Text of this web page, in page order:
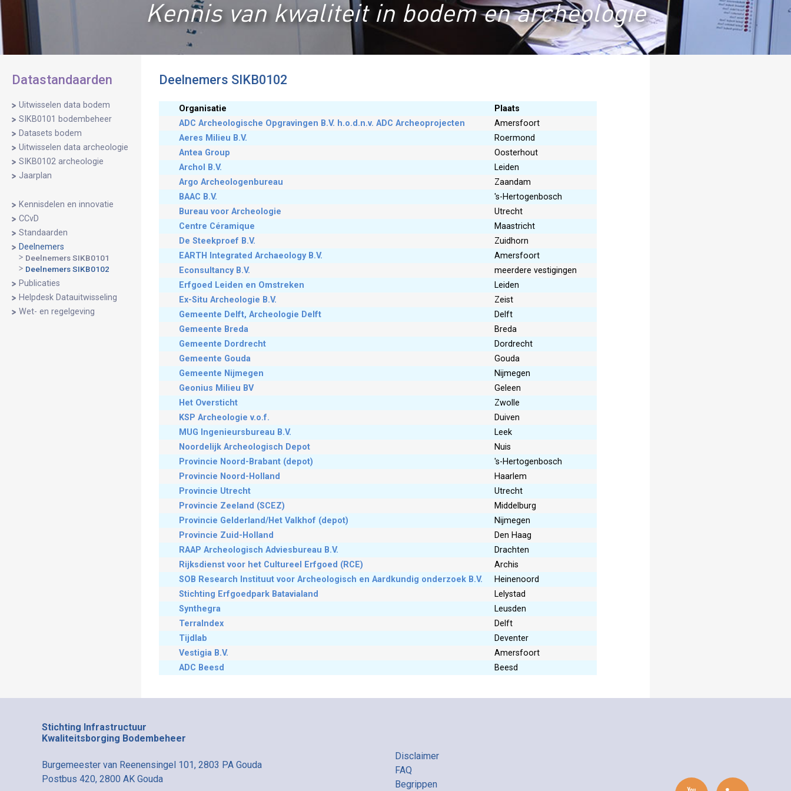
Kennis van kwaliteit in bodem en archeologie
Datastandaarden
Uitwisselen data bodem
SIKB0101 bodembeheer
Datasets bodem
Uitwisselen data archeologie
SIKB0102 archeologie
Jaarplan
Kennisdelen en innovatie
CCvD
Standaarden
Deelnemers
Deelnemers SIKB0101
Deelnemers SIKB0102
Publicaties
Helpdesk Datauitwisseling
Wet- en regelgeving
Deelnemers SIKB0102
Organisatie
Plaats
ADC Archeologische Opgravingen B.V. h.o.d.n.v. ADC Archeoprojecten
Amersfoort
Aeres Milieu B.V.
Roermond
Antea Group
Oosterhout
Archol B.V.
Leiden
Argo Archeologenbureau
Zaandam
BAAC B.V.
's-Hertogenbosch
Bureau voor Archeologie
Utrecht
Centre Céramique
Maastricht
De Steekproef B.V.
Zuidhorn
EARTH Integrated Archaeology B.V.
Amersfoort
Econsultancy B.V.
meerdere vestigingen
Erfgoed Leiden en Omstreken
Leiden
Ex-Situ Archeologie B.V.
Zeist
Gemeente Delft, Archeologie Delft
Delft
Gemeente Breda
Breda
Gemeente Dordrecht
Dordrecht
Gemeente Gouda
Gouda
Gemeente Nijmegen
Nijmegen
Geonius Milieu BV
Geleen
Het Oversticht
Zwolle
KSP Archeologie v.o.f.
Duiven
MUG Ingenieursbureau B.V.
Leek
Noordelijk Archeologisch Depot
Nuis
Provincie Noord-Brabant (depot)
's-Hertogenbosch
Provincie Noord-Holland
Haarlem
Provincie Utrecht
Utrecht
Provincie Zeeland (SCEZ)
Middelburg
Provincie Gelderland/Het Valkhof (depot)
Nijmegen
Provincie Zuid-Holland
Den Haag
RAAP Archeologisch Adviesbureau B.V.
Drachten
Rijksdienst voor het Cultureel Erfgoed (RCE)
Archis
SOB Research Instituut voor Archeologisch en Aardkundig onderzoek B.V.
Heinenoord
Stichting Erfgoedpark Batavialand
Lelystad
Synthegra
Leusden
TerraIndex
Delft
Tijdlab
Deventer
Vestigia B.V.
Amersfoort
ADC Beesd
Beesd
Stichting Infrastructuur
Kwaliteitsborging Bodembeheer
Burgemeester van Reenensingel 101, 2803 PA Gouda
Postbus 420, 2800 AK Gouda
Disclaimer
FAQ
Begrippen